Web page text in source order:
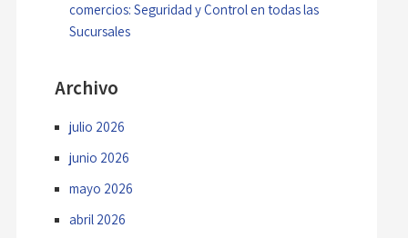
comercios: Seguridad y Control en todas las
Sucursales
Archivo
julio 2026
junio 2026
mayo 2026
abril 2026